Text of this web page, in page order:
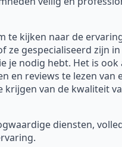
te kijken naar de
ze gespecialiseerd zijn
je nodig hebt. Het is ook
en reviews te lezen van
krijgen van de kwaliteit
diensten,